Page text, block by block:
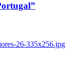
26-335x256.jpg